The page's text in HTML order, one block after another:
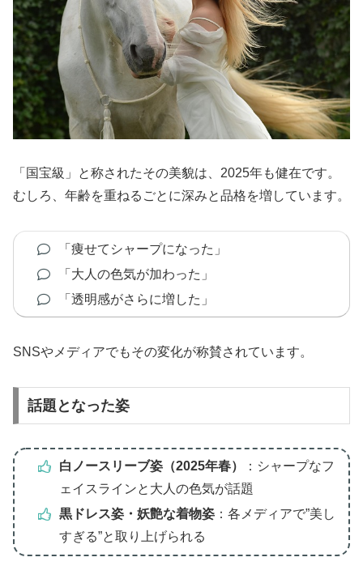
「国宝級」と称されたその美貌は、2025年も健在です。
むしろ、年齢を重ねるごとに深みと品格を増しています。
「痩せてシャープになった」
「大人の色気が加わった」
「透明感がさらに増した」
SNSやメディアでもその変化が称賛されています。
話題となった姿
白ノースリーブ姿（2025年春）
：シャープなフ
ェイスラインと大人の色気が話題
黒ドレス姿・妖艶な着物姿：各メディアで”美し
すぎる”と取り上げられる